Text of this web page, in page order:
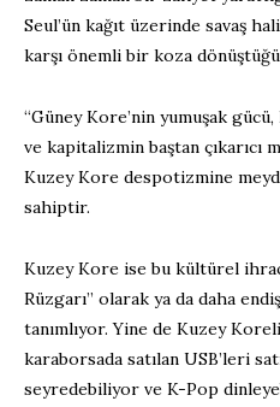
Seul’ün kağıt üzerinde savaş
karşı önemli bir koza
“Güney Kore’nin yumuşak
ve kapitalizmin baştan çıkarıcı
Kuzey Kore despotizmine
sahiptir.
Kuzey Kore ise bu kültürel
Rüzgarı” olarak ya da daha
tanımlıyor. Yine de Kuzey
karaborsada satılan USB’leri
seyredebiliyor ve K-Pop